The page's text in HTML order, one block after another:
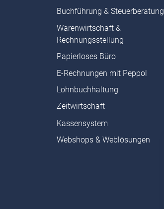
Buchführung & Steuerberatung
Warenwirtschaft &
Rechnungsstellung
Papierloses Büro
E-Rechnungen mit Peppol
Lohnbuchhaltung
Zeitwirtschaft
Kassensystem
Webshops & Weblösungen